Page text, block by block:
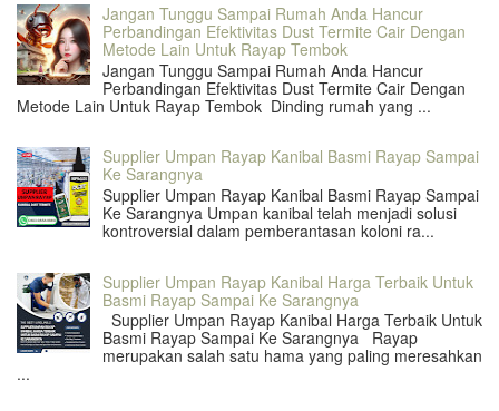
Jangan Tunggu Sampai Rumah Anda Hancur
Perbandingan Efektivitas Dust Termite Cair Dengan
Metode Lain Untuk Rayap Tembok
Jangan Tunggu Sampai Rumah Anda Hancur
Perbandingan Efektivitas Dust Termite Cair Dengan
Metode Lain Untuk Rayap Tembok Dinding rumah yang ...
Supplier Umpan Rayap Kanibal Basmi Rayap Sampai
Ke Sarangnya
Supplier Umpan Rayap Kanibal Basmi Rayap Sampai
Ke Sarangnya Umpan kanibal telah menjadi solusi
kontroversial dalam pemberantasan koloni ra...
Supplier Umpan Rayap Kanibal Harga Terbaik Untuk
Basmi Rayap Sampai Ke Sarangnya
Supplier Umpan Rayap Kanibal Harga Terbaik Untuk
Basmi Rayap Sampai Ke Sarangnya Rayap
merupakan salah satu hama yang paling meresahkan
...